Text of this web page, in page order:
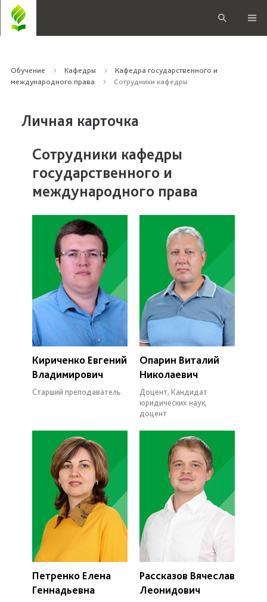
Обучение Кафедры
Кафедра государственного и
международного права
Сотрудники кафедры
Личная карточка
Сотрудники кафедры
государственного и
международного права
Кириченко Евгений
Владимирович
Старший преподаватель
Опарин Виталий
Николаевич
Доцент, Кандидат
юридических наук,
доцент
Петренко Елена
Геннадьевна
Рассказов Вячеслав
Леонидович